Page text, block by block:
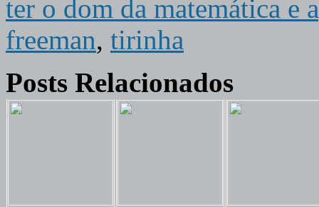
ter o dom da matemática e
freeman, tirinha
Posts Relacionados